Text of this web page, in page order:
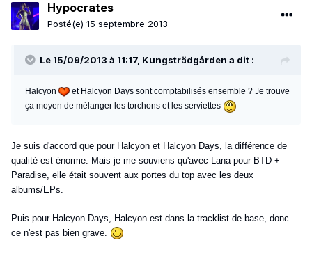
Hypocrates
Posté(e) 15 septembre 2013
Le 15/09/2013 à 11:17, Kungsträdgården a dit :
Halcyon
et Halcyon Days sont comptabilisés ensemble ? Je trouve
ça moyen de mélanger les torchons et les serviettes
Je suis d'accord que pour Halcyon et Halcyon Days, la différence de
qualité est énorme. Mais je me souviens qu'avec Lana pour BTD +
Paradise, elle était souvent aux portes du top avec les deux
albums/EPs.
Puis pour Halcyon Days, Halcyon est dans la tracklist de base, donc
ce n'est pas bien grave.